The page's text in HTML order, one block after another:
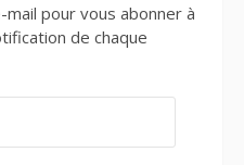
pour vous abonner à
de chaque